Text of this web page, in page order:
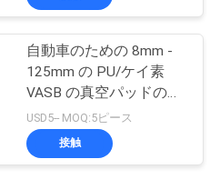
16
自動車のための 8mm -
125mm の PU/ケイ素
VASB の真空パッドの真
空の部品および産業押す
こと
USD5-- MOQ:5ピース
接触